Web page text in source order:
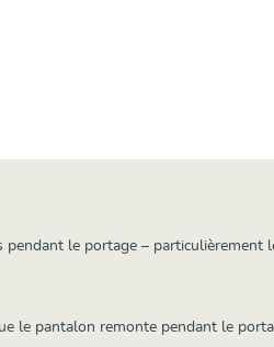
le portage – particulièrement
le pantalon remonte pendant le